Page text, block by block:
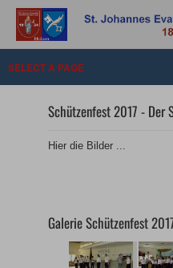
Schützenfest 2017 - Der
Hier die Bilder ...
Galerie Schützenfest